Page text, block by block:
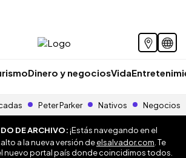
Dinero y negociosVida
Peter Parker Nativos Negocios
DE ARCHIVO:¡Estás navegando en el
a la nueva versión deelsalvador.com . Te
nuevo portal país donde coincidimos todos.